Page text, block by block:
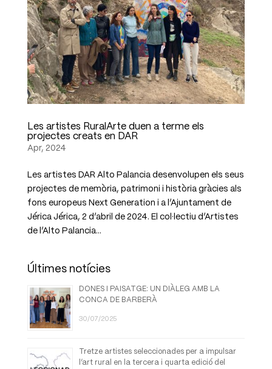
Les artistes RuralArte duen a terme els
projectes creats en DAR
Apr, 2024
Les artistes DAR Alto Palancia desenvolupen els seus
projectes de memòria, patrimoni i història gràcies als
fons europeus Next Generation i a l’Ajuntament de
Jérica Jérica, 2 d’abril de 2024. El col·lectiu d’Artistes
de l’Alto Palancia...
Últimes notícies
DONES I PAISATGE: UN DIÀLEG AMB LA
CONCA DE BARBERÀ
30/07/2025
Tretze artistes seleccionades per a impulsar
l’art rural en la tercera i quarta edició del